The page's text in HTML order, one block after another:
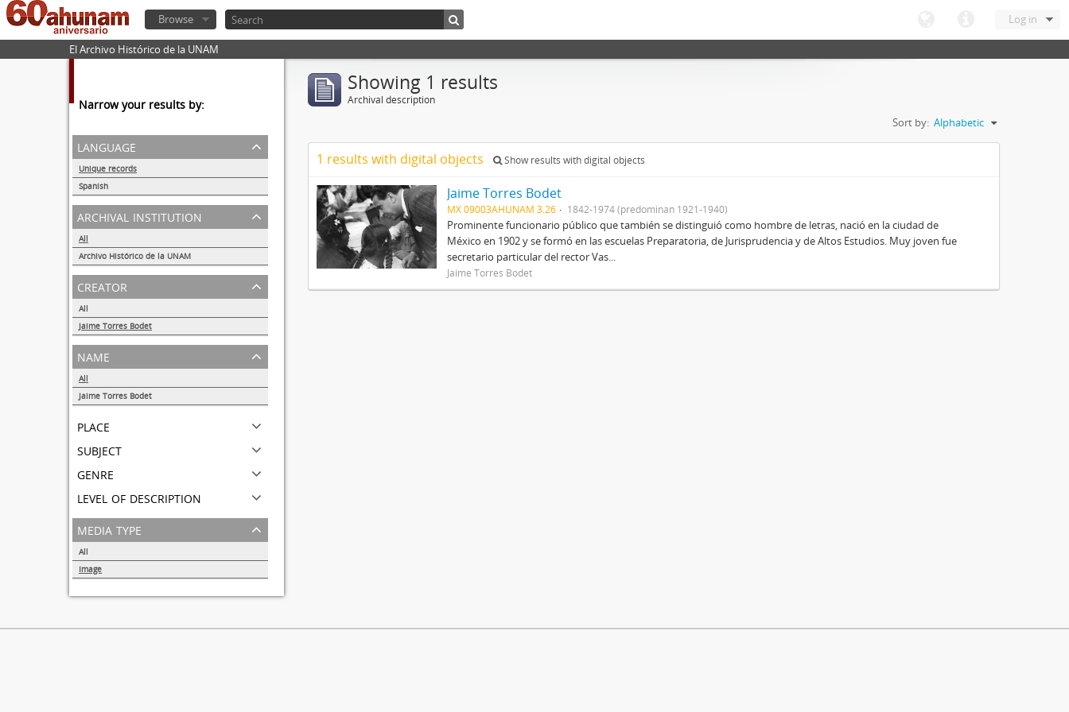
Log in
Browse
El Archivo Histórico de la UNAM
Narrow your results by:
language
Unique records
Spanish
1
archival institution
All
Archivo Histórico de la UNAM
1
creator
All
Jaime Torres Bodet
1
name
All
Jaime Torres Bodet
place
subject
genre
level of description
media type
All
Image
Showing 1 results
Archival description
Sort by: Alphabetic
1 results with digital objects Show results with digital objects
Jaime Torres Bodet
MX 09003AHUNAM 3.26 1842-1974 (predominan 1921-1940)
Prominente funcionario público que también se distinguió como hombre de letras, nació en la ciudad de
México en 1902 y se formó en las escuelas Preparatoria, de Jurisprudencia y de Altos Estudios. Muy joven fue
secretario particular del rector Vas...
Jaime Torres Bodet